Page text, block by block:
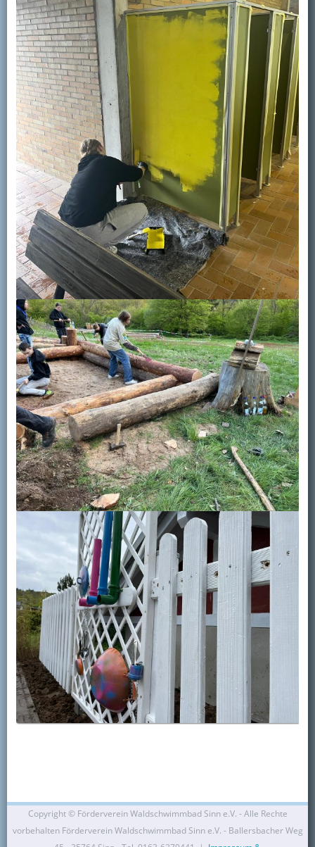
Copyright © Förderverein Waldschwimmbad Sinn e.V. - Alle Rechte
vorbehalten Förderverein Waldschwimmbad Sinn e.V. - Ballersbacher Weg